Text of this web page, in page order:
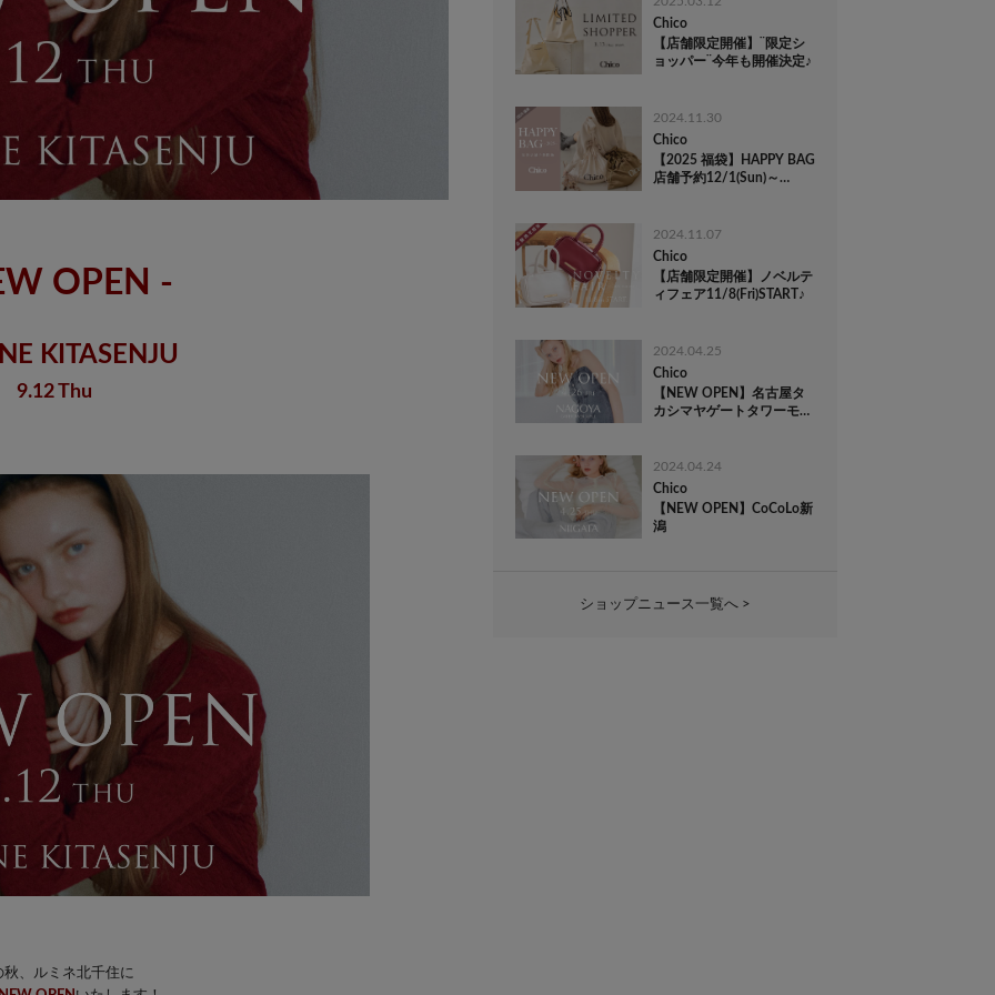
OPEN -
KITASENJU
9.12 Thu
秋、ルミネ北千住に
Chico
【店舗限定開催】¨限定シ
ョッパー¨今年も開催決定♪
2024.11.30
Chico
【2025 福袋】HAPPY BAG
店舗予約12/1(Sun)～
2024.11.07
Chico
【店舗限定開催】ノベルテ
ィフェア11/8(Fri)START♪
2024.04.25
Chico
【NEW OPEN】名古屋タ
カシマヤゲートタワーモー
2024.04.24
Chico
【NEW OPEN】CoCoLo新
潟
ショップニュース一覧へ >